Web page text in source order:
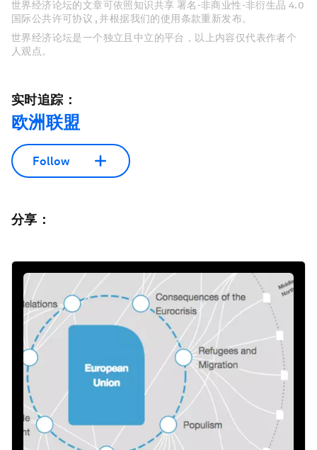
世界经济论坛的文章可依照知识共享 署名-非商业性-非衍生品 4.0
国际公共许可协议 , 并根据我们的使用条款重新发布。
世界经济论坛是一个独立且中立的平台，以上内容仅代表作者个
人观点。
实时追踪：
欧洲联盟
Follow
分享：